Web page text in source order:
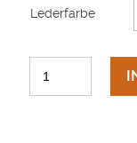
Lederfarbe